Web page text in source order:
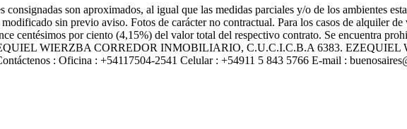
son aproximados, al igual que las medidas parciales y/o de los ambientes
sin previo aviso. Fotos de carácter no contractual. Para los casos de alquiler
centésimos por ciento (4,15%) del valor total del respectivo contrato. Se encuentra
WIERZBA CORREDOR INMOBILIARIO, C.U.C.I.C.B.A 6383.
: Oficina : +54117504-2541 Celular : +54911 5 843 5766 E-mail :